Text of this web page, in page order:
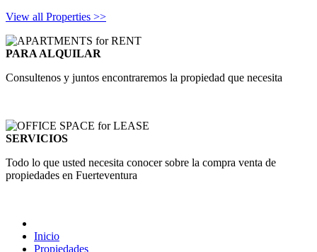
View all Properties >>
PARA ALQUILAR
Consultenos y juntos encontraremos la propiedad que necesita
SERVICIOS
Todo lo que usted necesita conocer sobre la compra venta de
propiedades en Fuerteventura
Inicio
Propiedades